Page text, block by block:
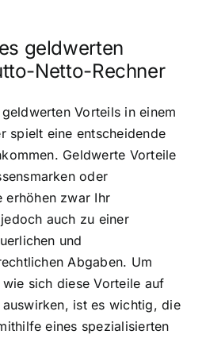
geldwerten
Netto-Rechner
Vorteils in einem
spielt eine entscheidende
Geldwerte Vorteile
oder
erhöhen zwar Ihr
auch zu einer
und
Abgaben. Um
sich diese Vorteile auf
ist es wichtig, die
eines spezialisierten